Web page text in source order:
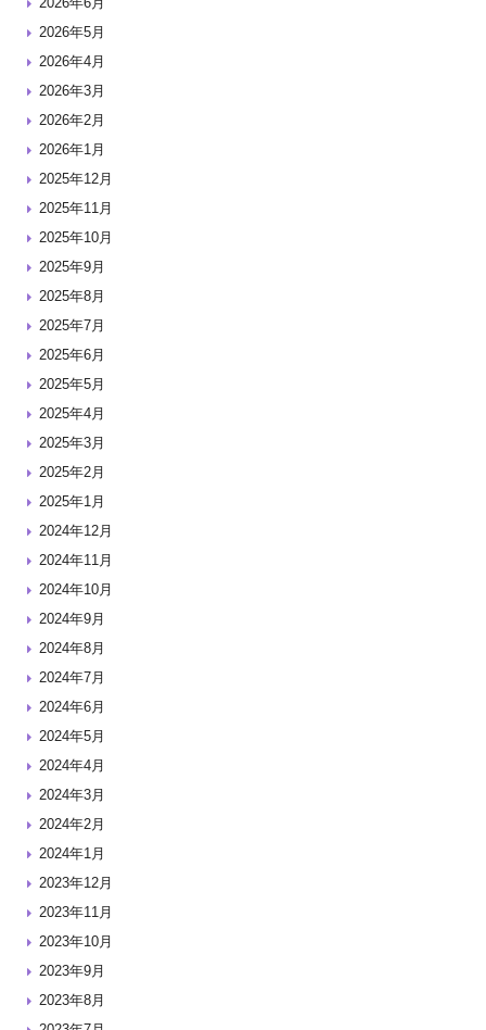
2026年5月
2026年4月
2026年3月
2026年2月
2026年1月
2025年12月
2025年11月
2025年10月
2025年9月
2025年8月
2025年7月
2025年6月
2025年5月
2025年4月
2025年3月
2025年2月
2025年1月
2024年12月
2024年11月
2024年10月
2024年9月
2024年8月
2024年7月
2024年6月
2024年5月
2024年4月
2024年3月
2024年2月
2024年1月
2023年12月
2023年11月
2023年10月
2023年9月
2023年8月